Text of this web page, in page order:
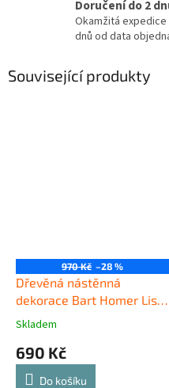
Doručení do 2
Okamžitá
dnů od data
Související produkty
970 Kč –28 %
Dřevěná nástěnná
dekorace Bart Homer Lisa
Simpsonovi
Skladem
690 Kč
Do košíku